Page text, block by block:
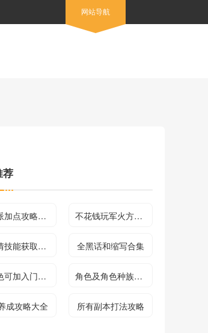
网站导航
荐
全门派加点攻略合集 不花钱玩军火方法介绍
全剧情技能获取方法及效果介绍 全黑话和缩写合集
各角色可加入门派介绍 角色及角色种族介绍
成攻略大全 所有副本打法攻略